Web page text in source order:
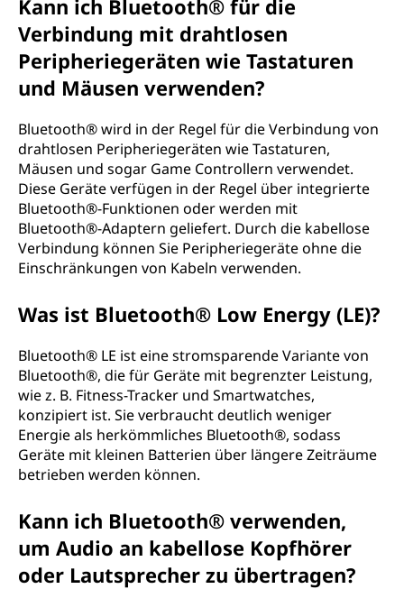
Kann ich Bluetooth® für die
Verbindung mit drahtlosen
Peripheriegeräten wie Tastaturen
und Mäusen verwenden?
Bluetooth® wird in der Regel für die Verbindung von
drahtlosen Peripheriegeräten wie Tastaturen,
Mäusen und sogar Game Controllern verwendet.
Diese Geräte verfügen in der Regel über integrierte
Bluetooth®-Funktionen oder werden mit
Bluetooth®-Adaptern geliefert. Durch die kabellose
Verbindung können Sie Peripheriegeräte ohne die
Einschränkungen von Kabeln verwenden.
Was ist Bluetooth® Low Energy (LE)?
Bluetooth® LE ist eine stromsparende Variante von
Bluetooth®, die für Geräte mit begrenzter Leistung,
wie z. B. Fitness-Tracker und Smartwatches,
konzipiert ist. Sie verbraucht deutlich weniger
Energie als herkömmliches Bluetooth®, sodass
Geräte mit kleinen Batterien über längere Zeiträume
betrieben werden können.
Kann ich Bluetooth® verwenden,
um Audio an kabellose Kopfhörer
oder Lautsprecher zu übertragen?